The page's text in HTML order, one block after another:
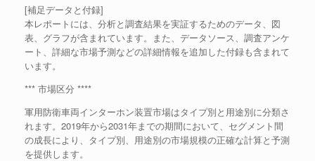
[補足データと付録]
本レポートには、分析と調査結果を実証するためのデータ、図
表、グラフが含まれています。また、データソース、調査アンケ
ート、詳細な市場予測などの詳細情報を追加した付録も含まれて
います。
*** 市場区分 ****
軍用防衛車両インターホン装置市場はタイプ別と用途別に分類さ
れます。2019年から2031年までの期間において、セグメント間
の成長により、タイプ別、用途別の市場規模の正確な計算と予測
を提供します。